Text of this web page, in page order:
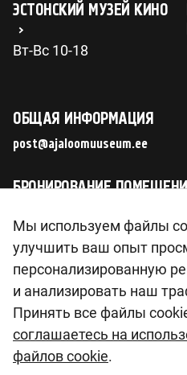
ЭСТОНСКИЙ МУЗЕЙ КИНО
Вт-Вс 10-18
ОБЩАЯ ИНФОРМАЦИЯ
post@ajaloomuuseum.ee
БРОНИРОВАНИЕ
СЛЕДИТЕ ЗА НАМИ В
Pirita tee 56, 12011 Tallinn
Мы используем файлы
улучшить ваш опыт
персонализированную
и анализировать наш
Принять все файлы
соглашаетесь на
файлов cookie.